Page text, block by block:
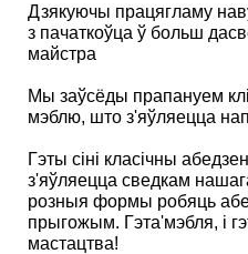
Дзякуючы працягламу
з пачаткоўца ў больш
майстра
Мы заўсёды прапануем
мэблю, што з'яўляецца
Гэты сіні класічны
з'яўляецца сведкам
розныя формы робяць
прыгожым. Гэта'мэбля, і
мастацтва!